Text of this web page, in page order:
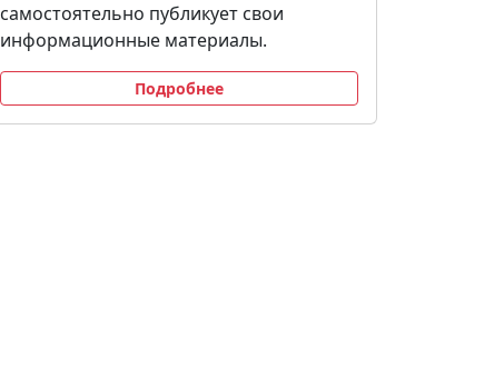
самостоятельно публикует свои
информационные материалы.
Подробнее